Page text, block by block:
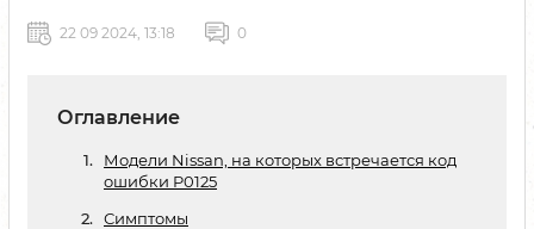
22 09 2024, 13:18 0
Оглавление
Модели Nissan, на которых встречается код
ошибки P0125
Симптомы